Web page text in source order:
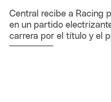
Central recibe a Racing
en un partido
carrera por el título y el